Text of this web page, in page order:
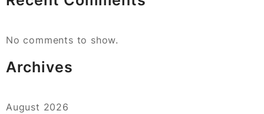
No comments to show.
Archives
August 2026